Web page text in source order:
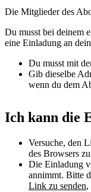
Die Mitglieder des
Du musst bei deinem
eine Einladung an
Du musst mit
Gib dieselbe
wenn du dem
Ich kann die
Versuche, den
des Browsers
Die Einladung
annimmt. Bitte
Link zu senden,